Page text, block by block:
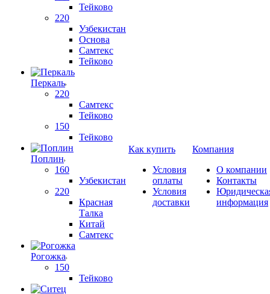
Тейково
220
Узбекистан
Основа
Самтекс
Тейково
Перкаль
220
Самтекс
Тейково
150
Тейково
Поплин
160
Узбекистан
220
Красная
Талка
Китай
Самтекс
Рогожка
150
Тейково
Как купить
Условия
оплаты
Условия
доставки
Компания
О компании
Контакты
информация